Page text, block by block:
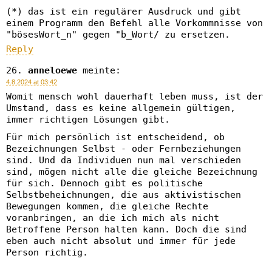
(*) das ist ein regulärer Ausdruck und gibt
einem Programm den Befehl alle Vorkommnisse von
"bösesWort_n" gegen "b_Wort/ zu ersetzen.
Reply
anneloewe meinte:
4.8.2024 at 03:42
Womit mensch wohl dauerhaft leben muss, ist der
Umstand, dass es keine allgemein gültigen,
immer richtigen Lösungen gibt.
Für mich persönlich ist entscheidend, ob
Bezeichnungen Selbst - oder Fernbeziehungen
sind. Und da Individuen nun mal verschieden
sind, mögen nicht alle die gleiche Bezeichnung
für sich. Dennoch gibt es politische
Selbstbeheichnungen, die aus aktivistischen
Bewegungen kommen, die gleiche Rechte
voranbringen, an die ich mich als nicht
Betroffene Person halten kann. Doch die sind
eben auch nicht absolut und immer für jede
Person richtig.